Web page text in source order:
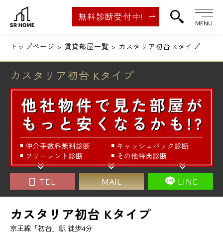
無料診断受付中!
MENU
トップページ 賃貸部屋一覧 カスタリア初台 Kタイプ
カスタリア初台 Kタイプ
TEL MAIL LINE
カスタリア初台 Kタイプ
京王線「初台」駅 徒歩4分